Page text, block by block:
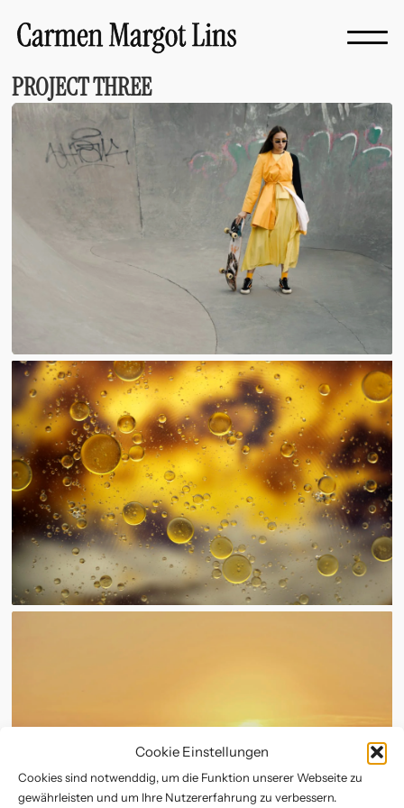
Cookie Einstellungen
Cookies sind notwenddig, um die Funktion unserer Webseite zu
gewährleisten und um Ihre Nutzererfahrung zu verbessern.
Instagram
PROJECT THREE